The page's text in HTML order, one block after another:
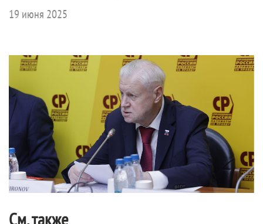
19 июня 2025
См. также